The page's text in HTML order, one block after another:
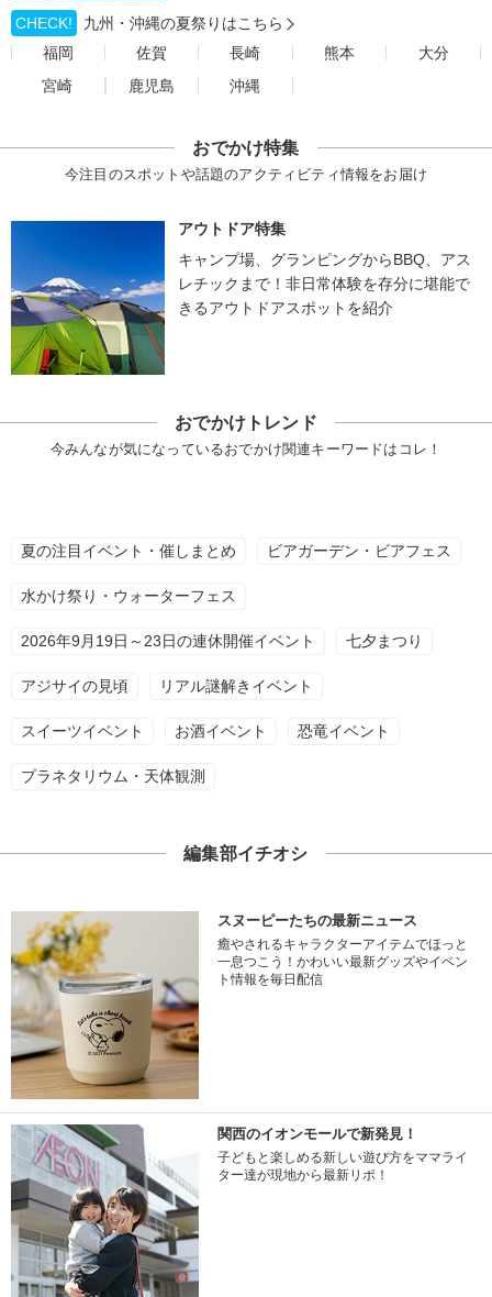
CHECK!
九州・沖縄の夏祭りはこちら
福岡
佐賀 長崎 熊本
大分
宮崎
鹿児島 沖縄
おでかけ特集
今注目のスポットや話題のアクティビティ情報をお届け
アウトドア特集
キャンプ場、グランピングからBBQ、アス
レチックまで！非日常体験を存分に堪能で
きるアウトドアスポットを紹介
おでかけトレンド
今みんなが気になっているおでかけ関連キーワードはコレ！
夏の注目イベント・催しまとめ ビアガーデン・ビアフェス
水かけ祭り・ウォーターフェス
2026年9月19日～23日の連休開催イベント 七夕まつり
アジサイの見頃 リアル謎解きイベント
スイーツイベント お酒イベント 恐竜イベント
プラネタリウム・天体観測
編集部イチオシ
スヌーピーたちの最新ニュース
癒やされるキャラクターアイテムでほっと
一息つこう！かわいい最新グッズやイベン
ト情報を毎日配信
関西のイオンモールで新発見！
子どもと楽しめる新しい遊び方をママライ
ター達が現地から最新リポ！